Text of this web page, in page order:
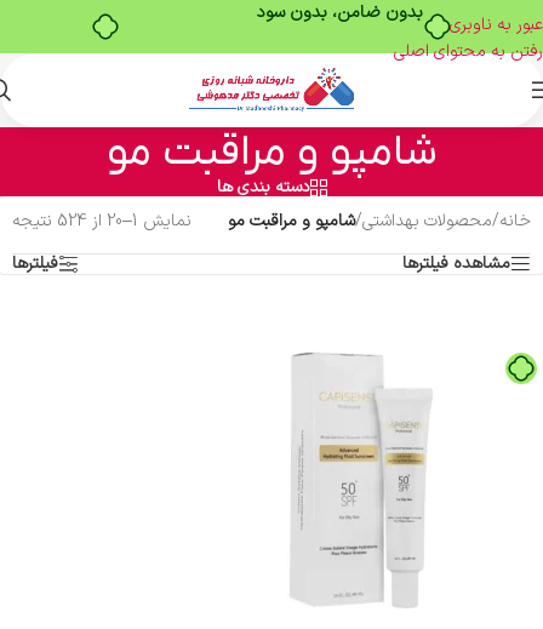
خرید قسطی با ترب‌پی
عبور به ناوبری
رفتن به محتوای اصلی
شامپو و مراقبت مو
دسته بندی ها
خانه/محصولات بهداشتی/شامپو و مراقبت مو
نمایش 1–20 از 524 نتیجه
مشاهده فیلترها
فیلترها